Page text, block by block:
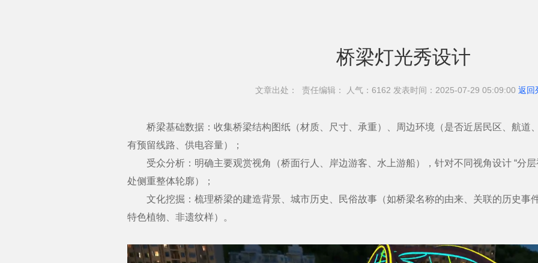
桥梁灯光秀设计
文章出处： 责任编辑： 人气：6162 发表时间：2025-07-29 05:09:00 返回
桥梁基础数据：收集桥梁结构图纸（材质、尺寸、承重）、周边环境（是否近居民区、航道
有预留线路、供电容量）；
受众分析：明确主要观赏视角（桥面行人、岸边游客、水上游船），针对不同视角设计 “分层
处侧重整体轮廓）；
文化挖掘：梳理桥梁的建造背景、城市历史、民俗故事（如桥梁名称的由来、关联的历史事
特色植物、非遗纹样）。